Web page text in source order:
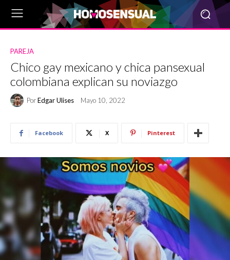
PAREJA
Chico gay mexicano y chica pansexual
colombiana explican su noviazgo
PorEdgar Ulises Mayo 10, 2022
Facebook X Pinterest